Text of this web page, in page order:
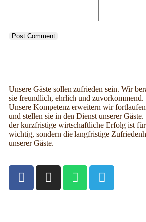
Unsere Gäste sollen zufrieden sein. Wir
sie freundlich, ehrlich und zuvorkommend.
Unsere Kompetenz erweitern wir
und stellen sie in den Dienst unserer
der kurzfristige wirtschaftliche Erfolg ist
wichtig, sondern die langfristige
unserer Gäste.